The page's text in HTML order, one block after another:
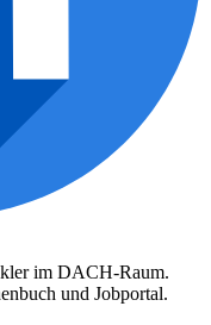
im DACH-Raum.
und Jobportal.